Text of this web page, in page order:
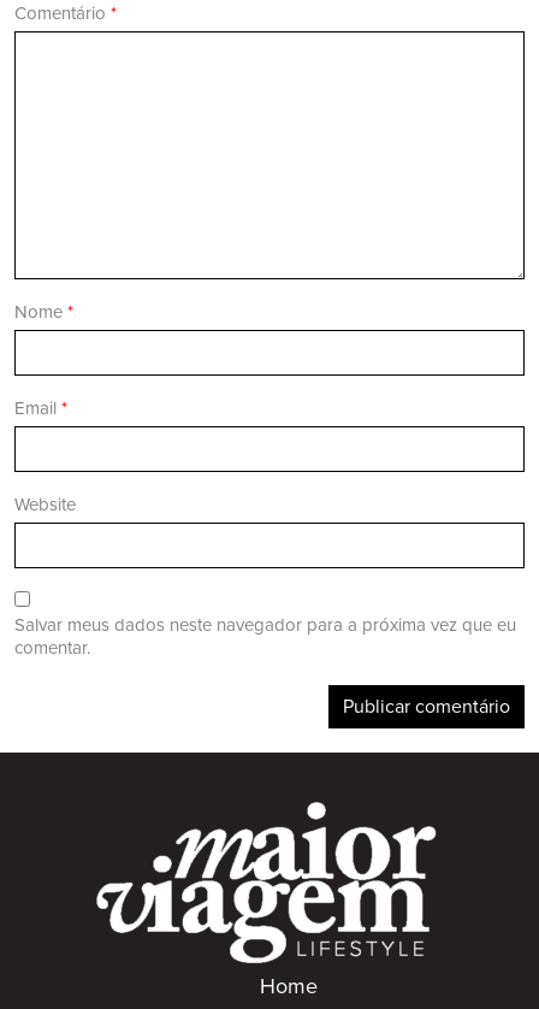
Comentário *
Nome *
Email *
Website
Salvar meus dados neste navegador para a próxima vez que eu
comentar.
Home